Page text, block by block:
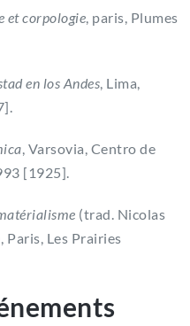
et corpologie, paris, Plumes
en los Andes, Lima,
, Varsovia, Centro de
[1925].
(trad. Nicolas
Paris, Les Prairies